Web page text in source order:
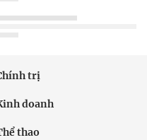
trị
doanh
thao